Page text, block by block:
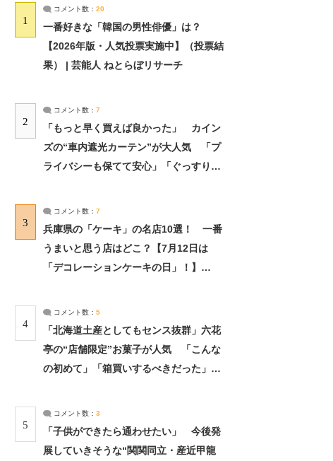
1
コメント数： 20
一番好きな「韓国の男性俳優」は？
【2026年版・人気投票実施中】（投票結
果） | 芸能人 ねとらぼリサーチ
2
コメント数： 7
「もっと早く買えば良かった」 カイン
ズの“車内遮光カーテン”が大人気 「プ
ライバシーも保てて安心」「ぐっすり眠
3
コメント数： 7
兵庫県の「ケーキ」の名店10選！ 一番
うまいと思う店はどこ？【7月12日は
「デコレーションケーキの日」！】
4
コメント数： 5
「北海道土産としてもセンス抜群」六花
亭の“店舗限定”お菓子が人気 「こんな
の初めて」「箱買いするべきだった」
5
コメント数： 3
「子供ができたら通わせたい」 今後発
展していきそうな“関関同立・産近甲龍